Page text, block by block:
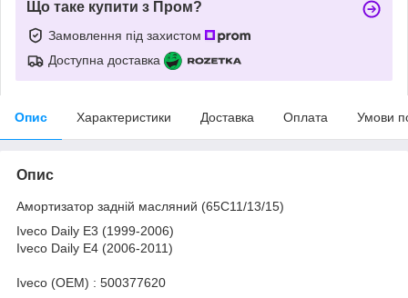
Що таке купити з Пром?
Замовлення під захистом
Доступна доставка
Опис Характеристики Доставка Оплата Умови
Опис
Амортизатор задній масляний (65C11/13/15)
Iveco Daily E3 (1999-2006)
Iveco Daily E4 (2006-2011)
Iveco (OEM) : 500377620